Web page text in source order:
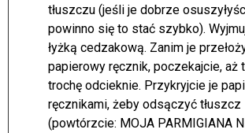
tłuszczu (jeśli je dobrze
powinno się to stać szybko).
łyżką cedzakową. Zanim je
papierowy ręcznik, poczekajcie, aż
trochę odcieknie. Przykryjcie je
ręcznikami, żeby odsączyć tłuszcz
(powtórzcie: MOJA PARMIGIANA